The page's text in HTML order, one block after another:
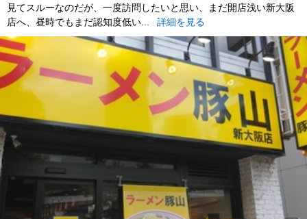
見てスルーなのだが、一度訪問したいと思い、まだ開店浅い新大阪
店へ、昼時でもまだ認知度低い...
詳細を見る